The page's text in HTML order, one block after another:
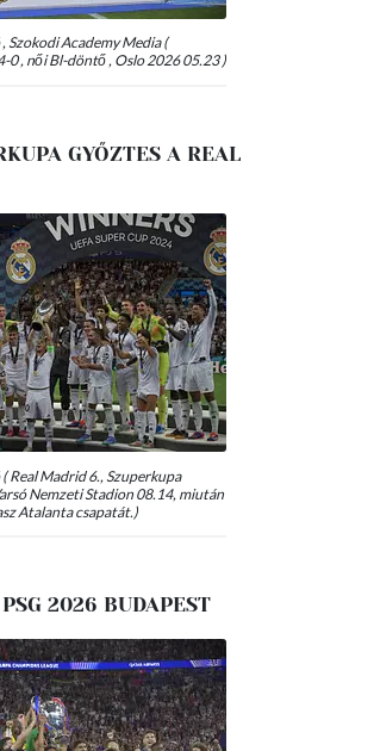
Szokodi Academy Media (
0 , női Bl-döntő , Oslo 2026 05.23 )
GYŐZTES A REAL
Real Madrid 6., Szuperkupa
Nemzeti Stadion 08.14, miután
Atalanta csapatát.)
2026 BUDAPEST